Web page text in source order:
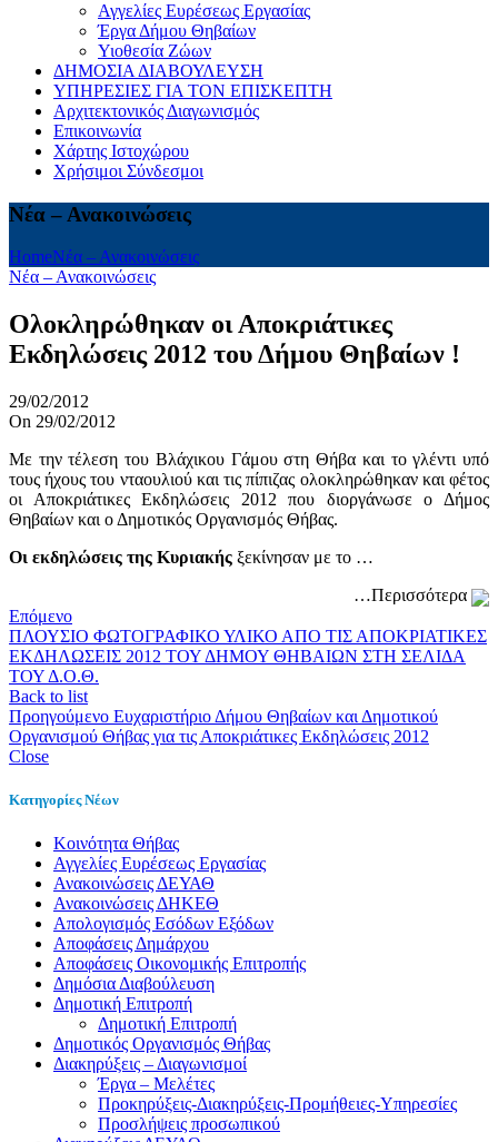
Αγγελίες Ευρέσεως Εργασίας
Έργα Δήμου Θηβαίων
Υιοθεσία Ζώων
ΔΗΜΟΣΙΑ ΔΙΑΒΟΥΛΕΥΣΗ
ΥΠΗΡΕΣΙΕΣ ΓΙΑ ΤΟΝ ΕΠΙΣΚΕΠΤΗ
Αρχιτεκτονικός Διαγωνισμός
Επικοινωνία
Χάρτης Ιστοχώρου
Χρήσιμοι Σύνδεσμοι
Νέα – Ανακοινώσεις
HomeΝέα – Ανακοινώσεις
Νέα – Ανακοινώσεις
Ολοκληρώθηκαν οι Αποκριάτικες
Εκδηλώσεις 2012 του Δήμου Θηβαίων !
29/02/2012
On 29/02/2012
Με την τέλεση του Βλάχικου Γάμου στη Θήβα και το γλέντι υπό
τους ήχους του νταουλιού και τις πίπιζας ολοκληρώθηκαν και φέτος
οι Αποκριάτικες Εκδηλώσεις 2012 που διοργάνωσε ο Δήμος
Θηβαίων και ο Δημοτικός Οργανισμός Θήβας.
Οι εκδηλώσεις της Κυριακής ξεκίνησαν με το …
…Περισσότερα
Επόμενο
ΠΛΟΥΣΙΟ ΦΩΤΟΓΡΑΦΙΚΟ ΥΛΙΚΟ ΑΠΟ ΤΙΣ ΑΠΟΚΡΙΑΤΙΚΕΣ
ΕΚΔΗΛΩΣΕΙΣ 2012 ΤΟΥ ΔΗΜΟΥ ΘΗΒΑΙΩΝ ΣΤΗ ΣΕΛΙΔΑ
ΤΟΥ Δ.Ο.Θ.
Back to list
Προηγούμενο Ευχαριστήριο Δήμου Θηβαίων και Δημοτικού
Οργανισμού Θήβας για τις Αποκριάτικες Εκδηλώσεις 2012
Close
Κατηγορίες Νέων
Kοινότητα Θήβας
Αγγελίες Ευρέσεως Εργασίας
Ανακοινώσεις ΔΕΥΑΘ
Ανακοινώσεις ΔΗΚΕΘ
Απολογισμός Εσόδων Εξόδων
Αποφάσεις Δημάρχου
Αποφάσεις Οικονομικής Επιτροπής
Δημόσια Διαβούλευση
Δημοτική Επιτροπή
Δημοτική Επιτροπή
Δημοτικός Οργανισμός Θήβας
Διακηρύξεις – Διαγωνισμοί
Έργα – Μελέτες
Προκηρύξεις-Διακηρύξεις-Προμήθειες-Υπηρεσίες
Προσλήψεις προσωπικού